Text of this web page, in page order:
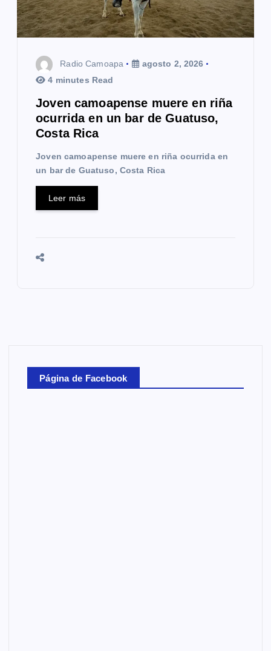
Radio Camoapa
agosto 2, 2026
4 minutes Read
Joven camoapense muere en riña
ocurrida en un bar de Guatuso,
Costa Rica
Joven camoapense muere en riña ocurrida en
un bar de Guatuso, Costa Rica
Leer más
Página de Facebook